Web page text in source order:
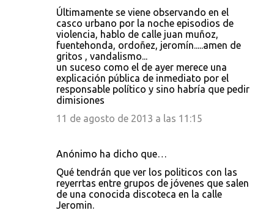
Últimamente se viene observando en el
casco urbano por la noche episodios de
violencia, hablo de calle juan muñoz,
fuentehonda, ordoñez, jeromín.....amen de
gritos , vandalismo...
un suceso como el de ayer merece una
explicación pública de inmediato por el
responsable político y sino habría que pedir
dimisiones
11 de agosto de 2013 a las 11:15
Anónimo ha dicho que…
Qué tendrán que ver los politicos con las
reyerrtas entre grupos de jóvenes que salen
de una conocida discoteca en la calle
Jeromin.